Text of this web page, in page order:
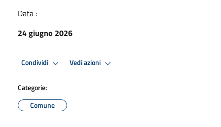
Data :
24 giugno 2026
Condividi Vedi azioni
Categorie:
Comune